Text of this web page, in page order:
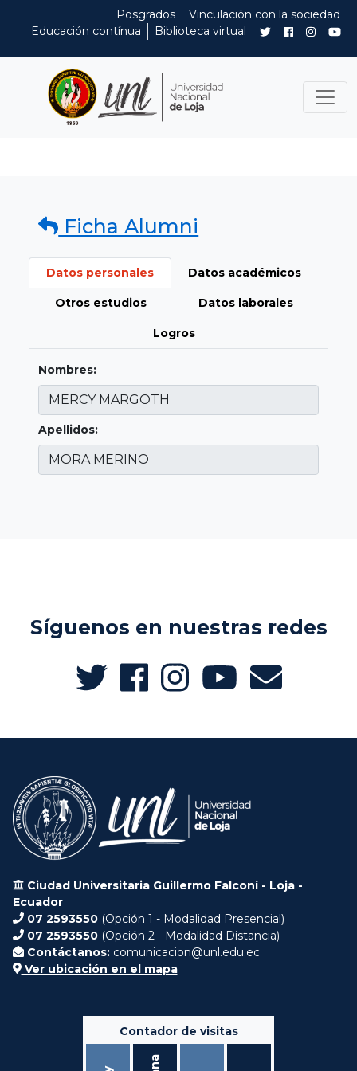
Posgrados
Vinculación con la sociedad
Educación contínua
Biblioteca virtual
Ficha Alumni
Datos personales Datos académicos
Otros estudios Datos laborales
Logros
Nombres:
Apellidos:
Síguenos en nuestras redes
Ciudad Universitaria Guillermo Falconí - Loja -
Ecuador
07 2593550 (Opción 1 - Modalidad Presencial)
07 2593550 (Opción 2 - Modalidad Distancia)
Contáctanos: comunicacion@unl.edu.ec
Ver ubicación en el mapa
Contador de visitas